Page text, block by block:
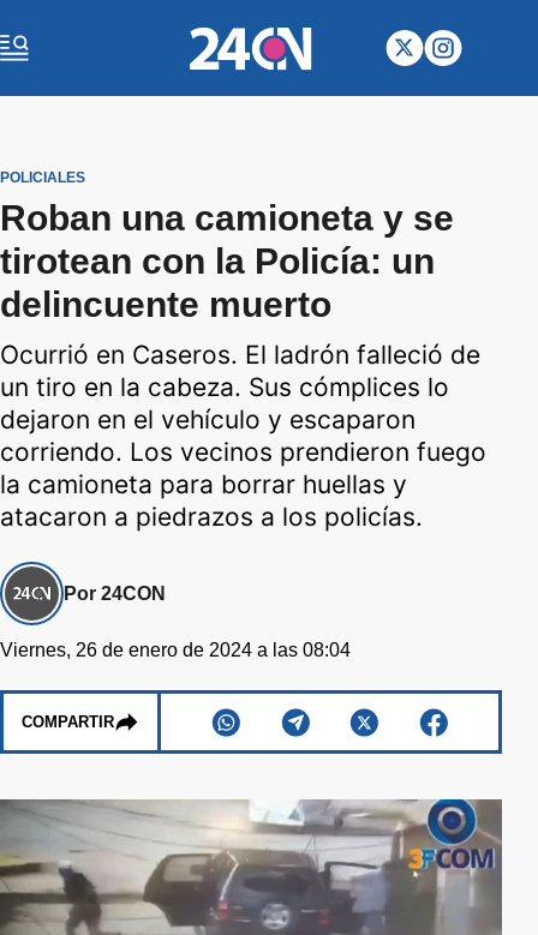
POLICIALES
Roban una camioneta y se
tirotean con la Policía: un
delincuente muerto
Ocurrió en Caseros. El ladrón falleció de
un tiro en la cabeza. Sus cómplices lo
dejaron en el vehículo y escaparon
corriendo. Los vecinos prendieron fuego
la camioneta para borrar huellas y
atacaron a piedrazos a los policías.
Por 24CON
Viernes, 26 de enero de 2024 a las 08:04
COMPARTIR